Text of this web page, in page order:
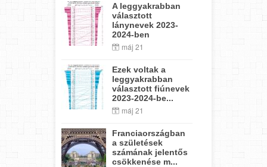
A leggyakrabban
választott
lánynevek 2023-
2024-ben
máj 21
Ezek voltak a
leggyakrabban
választott fiúnevek
2023-2024-be...
máj 21
Franciaországban
a születések
számának jelentős
csökkenése m...